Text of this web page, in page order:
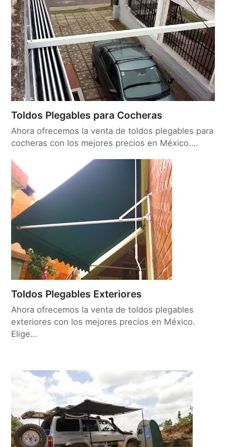
Toldos Plegables para Cocheras
Ahora ofrecemos la venta de toldos plegables para
cocheras con los mejores precios en México.…
Toldos Plegables Exteriores
Ahora ofrecemos la venta de toldos plegables
exteriores con los mejores precios en México.
Elige…